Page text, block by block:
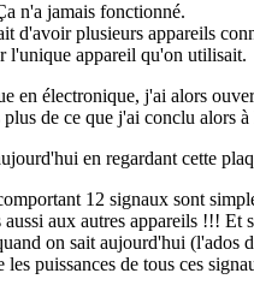
n'a jamais fonctionné.
d'avoir plusieurs appareils
l'unique appareil qu'on utilisait.
en électronique, j'ai alors
plus de ce que j'ai conclu alors
en regardant cette
12 signaux sont
aussi aux autres appareils !!!
on sait aujourd'hui (l'ados
les puissances de tous ces